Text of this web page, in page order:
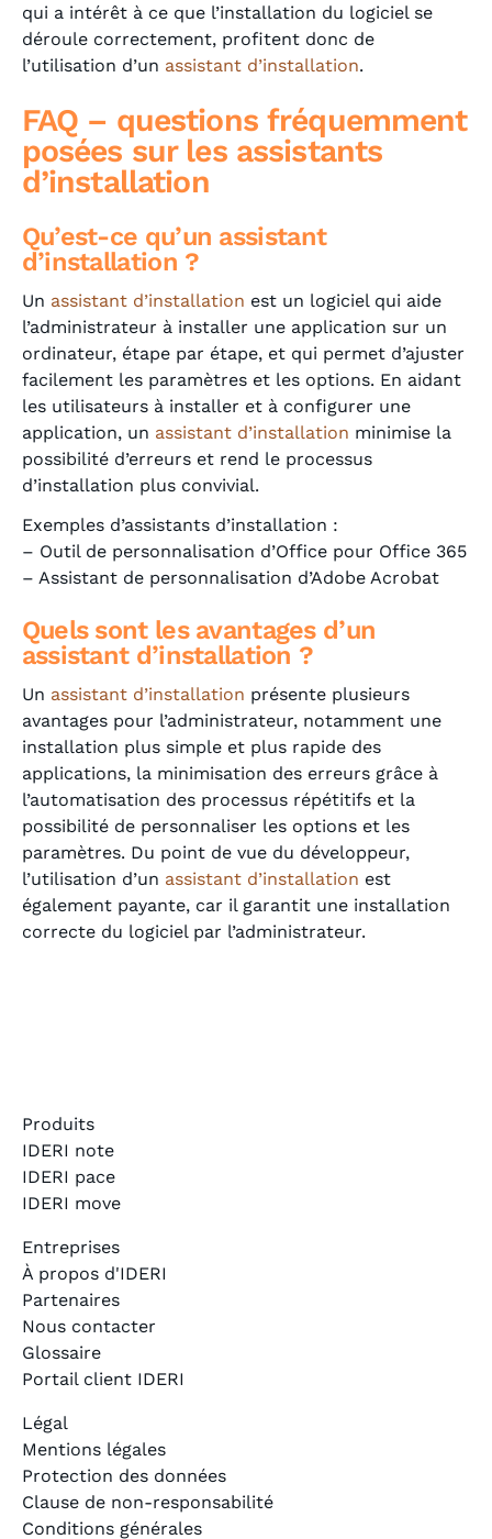
qui a intérêt à ce que l’installation du logiciel se
déroule correctement, profitent donc de
l’utilisation d’un assistant d’installation.
FAQ – questions fréquemment
posées sur les assistants
d’installation
Qu’est-ce qu’un assistant
d’installation ?
Un assistant d’installation est un logiciel qui aide
l’administrateur à installer une application sur un
ordinateur, étape par étape, et qui permet d’ajuster
facilement les paramètres et les options. En aidant
les utilisateurs à installer et à configurer une
application, un assistant d’installation minimise la
possibilité d’erreurs et rend le processus
d’installation plus convivial.
Exemples d’assistants d’installation :
– Outil de personnalisation d’Office pour Office 365
– Assistant de personnalisation d’Adobe Acrobat
Quels sont les avantages d’un
assistant d’installation ?
Un assistant d’installation présente plusieurs
avantages pour l’administrateur, notamment une
installation plus simple et plus rapide des
applications, la minimisation des erreurs grâce à
l’automatisation des processus répétitifs et la
possibilité de personnaliser les options et les
paramètres. Du point de vue du développeur,
l’utilisation d’un assistant d’installation est
également payante, car il garantit une installation
correcte du logiciel par l’administrateur.
Produits
IDERI note
IDERI pace
IDERI move
Entreprises
À propos d'IDERI
Partenaires
Nous contacter
Glossaire
Portail client IDERI
Légal
Mentions légales
Protection des données
Clause de non-responsabilité
Conditions générales